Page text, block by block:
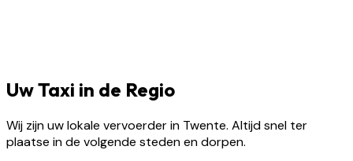
Uw Taxi in de Regio
Wij zijn uw lokale vervoerder in Twente. Altijd snel ter
plaatse in de volgende steden en dorpen.